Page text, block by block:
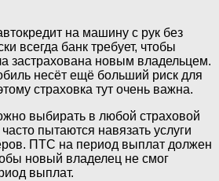
на машину с рук без
всегда банк требует, чтобы
застрахована новым владельцем.
несёт ещё больший риск для
страховка тут очень важна.
выбирать в любой страховой
пытаются навязать услуги
ПТС на период выплат должен
новый владелец не смог
выплат.